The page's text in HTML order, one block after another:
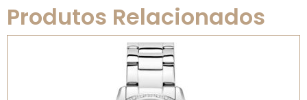
Produtos Relacionados